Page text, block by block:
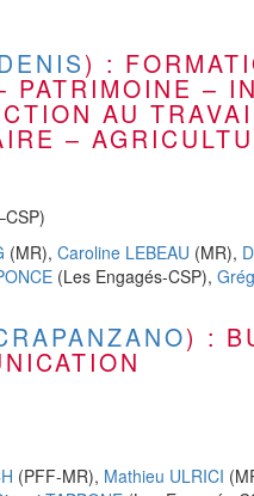
) :
PATRIMOINE –
AU
–
(MR), Caroline LEBEAU (MR),
(Les Engagés-CSP),
) :
(PFF-MR), Mathieu ULRICI